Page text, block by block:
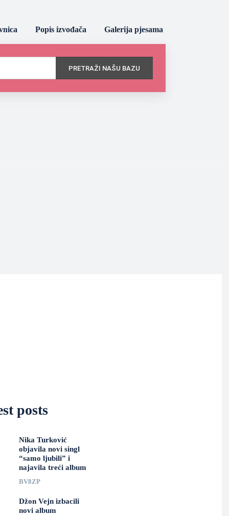
Popis izvođača Galerija pjesama
PRETRAŽI NAŠU BAZU
posts
Nika Turković
objavila novi singl
“samo ljubili” i
najavila treći album
BV8ZP
Džon Vejn izbacili
novi album